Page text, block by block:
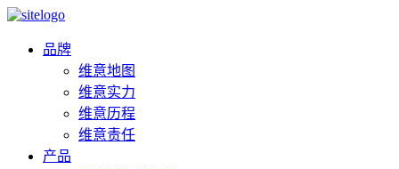
品牌
维意地图
维意实力
维意历程
维意责任
产品